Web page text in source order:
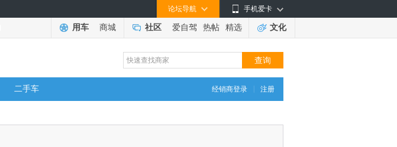
手机爱卡
论坛导航
用车 商城 社区 爱自驾 热帖 精选 文化
经销商登录 注册
二手车